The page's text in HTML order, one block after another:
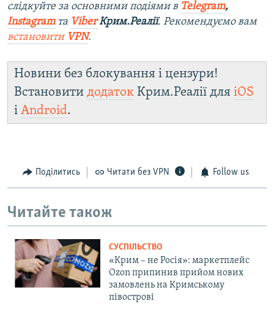
слідкуйте за основними подіями в Telegram,
Instagramта ViberКрим.Реалії. Рекомендуємо вам
встановити VPN.
Новини без блокування і цензури!
Встановити додаток Крим.Реалії для iOS
і Android.
Поділитись Читати без VPN Follow us
Читайте також
СУСПІЛЬСТВО
«Крим – не Росія»: маркетплейс
Ozon припинив прийом нових
замовлень на Кримському
півострові